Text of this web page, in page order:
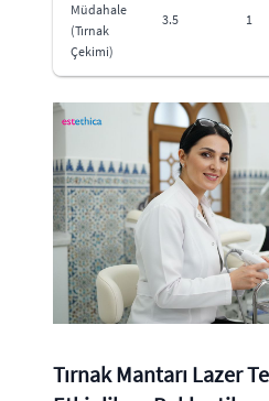
Müdahale
(Tırnak
Çekimi)
3.5 1
Tırnak Mantarı Lazer